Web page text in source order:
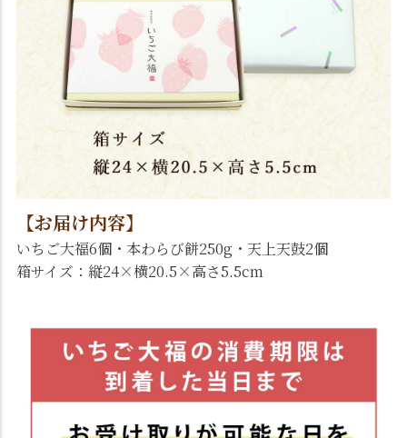
【お届け内容】
いちご大福6個・本わらび餅250g・天上天鼓2個
箱サイズ：縦24×横20.5×高さ5.5cm